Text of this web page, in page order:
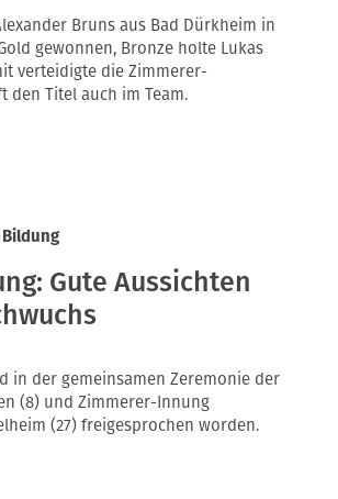
Bruns aus Bad Dürkheim in
gewonnen, Bronze holte Lukas
verteidigte die Zimmerer-
den Titel auch im Team.
Gute Aussichten
in der gemeinsamen Zeremonie der
(8) und Zimmerer-Innung
(27) freigesprochen worden.